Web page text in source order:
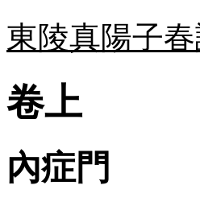
東陵真陽子春
卷上
內症門